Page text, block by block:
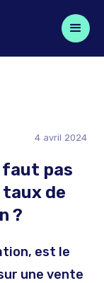
4 avril 2024
faut pas
de
?
est le
une vente